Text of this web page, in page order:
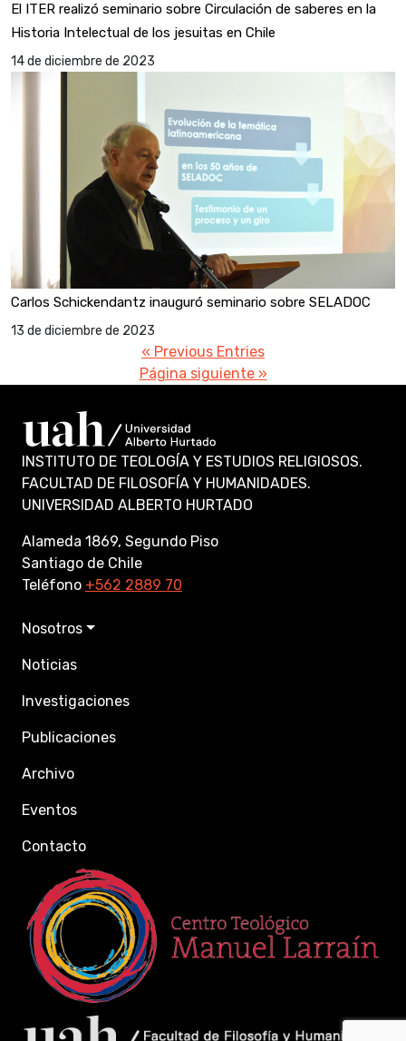
El ITER realizó seminario sobre Circulación de saberes en la
Historia Intelectual de los jesuitas en Chile
14 de diciembre de 2023
Carlos Schickendantz inauguró seminario sobre SELADOC
13 de diciembre de 2023
« Previous Entries
Página siguiente »
INSTITUTO DE TEOLOGÍA Y ESTUDIOS RELIGIOSOS.
FACULTAD DE FILOSOFÍA Y HUMANIDADES.
UNIVERSIDAD ALBERTO HURTADO
Alameda 1869, Segundo Piso
Santiago de Chile
Teléfono +562 2889 70
Nosotros
Noticias
Investigaciones
Publicaciones
Archivo
Eventos
Contacto